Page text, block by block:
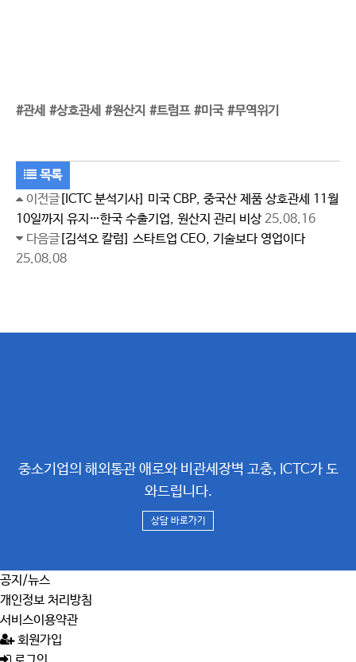
#관세 #상호관세 #원산지 #트럼프 #미국 #무역위기
목록
이전글 [ICTC 분석기사] 미국 CBP, 중국산 제품 상호관세 11월
10일까지 유지…한국 수출기업, 원산지 관리 비상 25.08.16
다음글 [김석오 칼럼] 스타트업 CEO, 기술보다 영업이다
25.08.08
중소기업의 해외통관 애로와 비관세장벽 고충, ICTC가 도
와드립니다.
상담 바로가기
공지/뉴스
개인정보 처리방침
서비스이용약관
회원가입